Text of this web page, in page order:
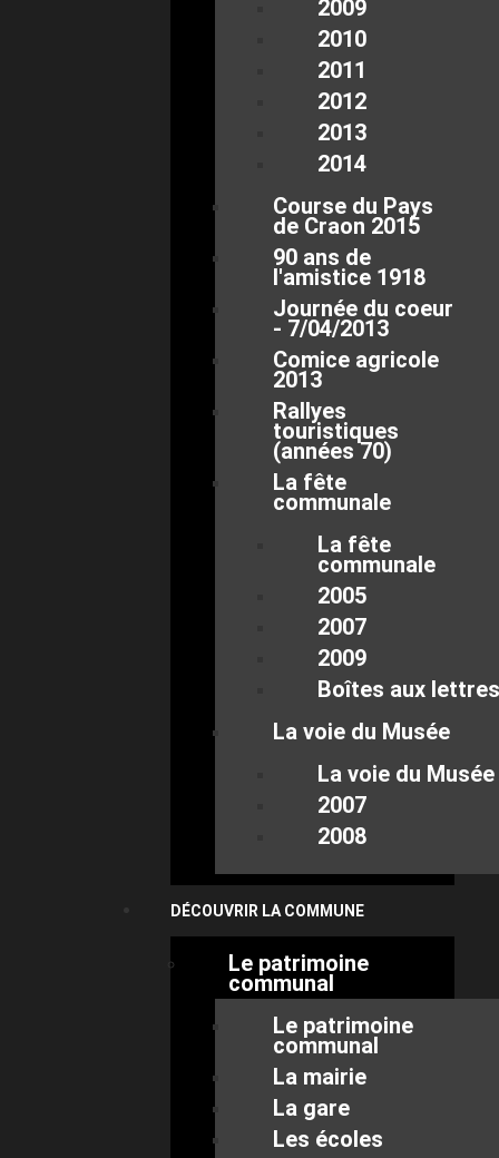
2009
2010
2011
2012
2013
2014
Course du Pays
de Craon 2015
90 ans de
l'amistice 1918
Journée du coeur
- 7/04/2013
Comice agricole
2013
Rallyes
touristiques
(années 70)
La fête
communale
La fête
communale
2005
2007
2009
Boîtes aux lettres
La voie du Musée
La voie du Musée
2007
2008
DÉCOUVRIR LA COMMUNE
Le patrimoine
communal
Le patrimoine
communal
La mairie
La gare
Les écoles